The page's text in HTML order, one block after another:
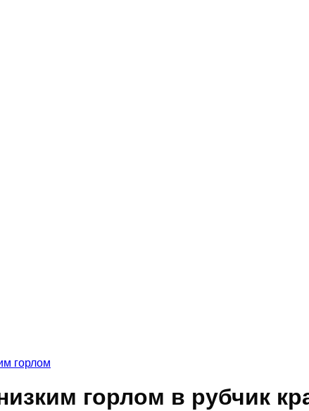
горлом
горлом в рубчик